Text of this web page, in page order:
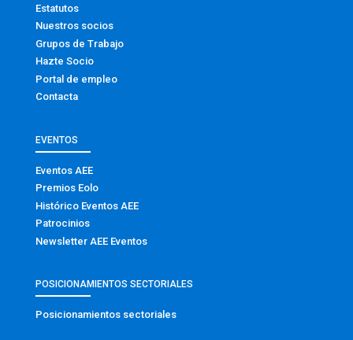
Estatutos
Nuestros socios
Grupos de Trabajo
Hazte Socio
Portal de empleo
Contacta
EVENTOS
Eventos AEE
Premios Eolo
Histórico Eventos AEE
Patrocinios
Newsletter AEE Eventos
POSICIONAMIENTOS SECTORIALES
Posicionamientos sectoriales